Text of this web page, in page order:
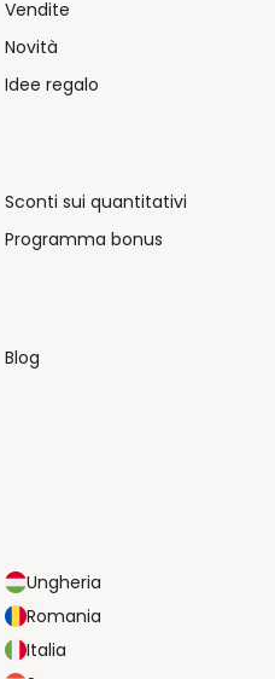
Ungheria
Romania
Italia
Vendite
Novità
Idee regalo
Sconti sui quantitativi
Programma bonus
Blog